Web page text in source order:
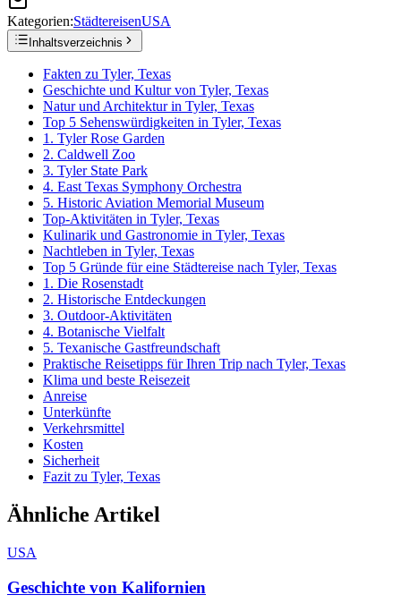
Kategorien:StädtereisenUSA
Inhaltsverzeichnis
Fakten zu Tyler, Texas
Geschichte und Kultur von Tyler, Texas
Natur und Architektur in Tyler, Texas
Top 5 Sehenswürdigkeiten in Tyler, Texas
1. Tyler Rose Garden
2. Caldwell Zoo
3. Tyler State Park
4. East Texas Symphony Orchestra
5. Historic Aviation Memorial Museum
Top-Aktivitäten in Tyler, Texas
Kulinarik und Gastronomie in Tyler, Texas
Nachtleben in Tyler, Texas
Top 5 Gründe für eine Städtereise nach Tyler, Texas
1. Die Rosenstadt
2. Historische Entdeckungen
3. Outdoor-Aktivitäten
4. Botanische Vielfalt
5. Texanische Gastfreundschaft
Praktische Reisetipps für Ihren Trip nach Tyler, Texas
Klima und beste Reisezeit
Anreise
Unterkünfte
Verkehrsmittel
Kosten
Sicherheit
Fazit zu Tyler, Texas
Ähnliche Artikel
USA
Geschichte von Kalifornien